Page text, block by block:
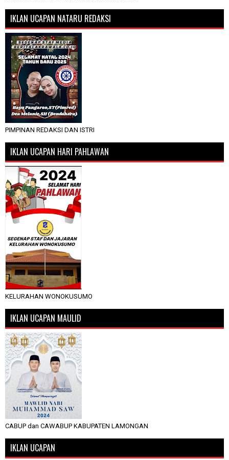
IKLAN UCAPAN NATARU REDAKSI
PIMPINAN REDAKSI DAN ISTRI
IKLAN UCAPAN HARI PAHLAWAN
KELURAHAN WONOKUSUMO
IKLAN UCAPAN MAULID
CABUP dan CAWABUP KABUPATEN LAMONGAN
IKLAN UCAPAN